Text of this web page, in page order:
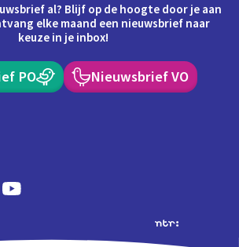
al? Blijf op de hoogte door je aan
elke maand een nieuwsbrief naar
keuze in je inbox!
PO Nieuwsbrief VO